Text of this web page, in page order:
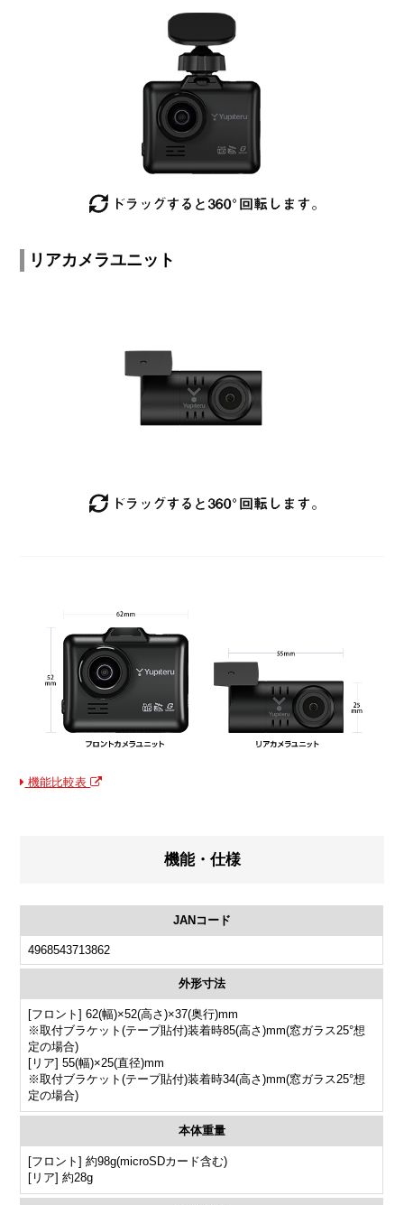
リアカメラユニット
機能比較表
機能・仕様
JANコード
4968543713862
外形寸法
[フロント] 62(幅)×52(高さ)×37(奥行)mm
※取付ブラケット(テープ貼付)装着時85(高さ)mm(窓ガラス25°想
定の場合)
[リア] 55(幅)×25(直径)mm
※取付ブラケット(テープ貼付)装着時34(高さ)mm(窓ガラス25°想
定の場合)
本体重量
[フロント] 約98g(microSDカード含む)
[リア] 約28g